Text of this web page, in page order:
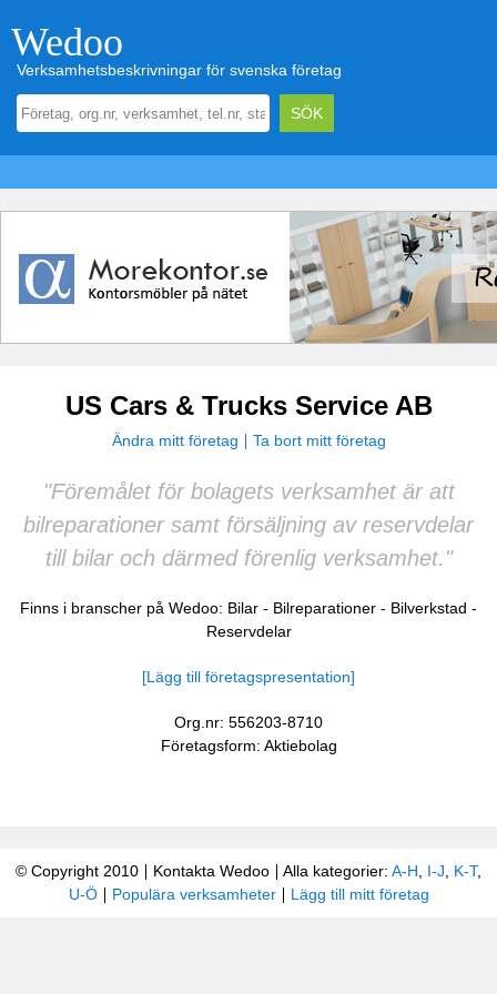
Wedoo
Verksamhetsbeskrivningar för svenska företag
US Cars & Trucks Service AB
Ändra mitt företag Ta bort mitt företag
"Föremålet för bolagets verksamhet är att
bilreparationer samt försäljning av reservdelar
till bilar och därmed förenlig verksamhet."
Finns i branscher på Wedoo: Bilar - Bilreparationer - Bilverkstad -
Reservdelar
[Lägg till företagspresentation]
Org.nr: 556203-8710
Företagsform: Aktiebolag
© Copyright 2010 Kontakta Wedoo Alla kategorier: A-H I-J K-T,
U-Ö
Populära verksamheter Lägg till mitt företag